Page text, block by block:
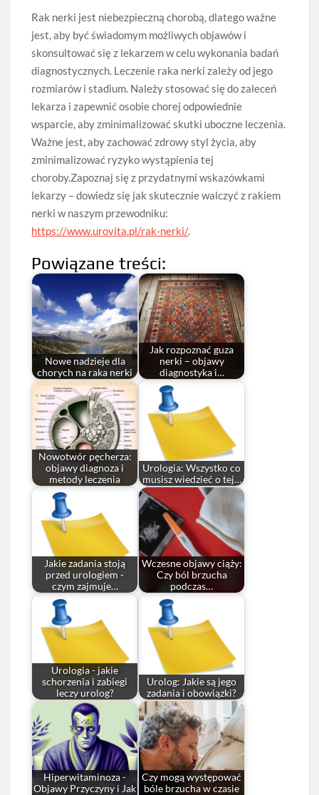
Rak nerki jest niebezpieczną chorobą, dlatego ważne
jest, aby być świadomym możliwych objawów i
skonsultować się z lekarzem w celu wykonania badań
diagnostycznych. Leczenie raka nerki zależy od jego
rozmiarów i stadium. Należy stosować się do zaleceń
lekarza i zapewnić osobie chorej odpowiednie
wsparcie, aby zminimalizować skutki uboczne leczenia.
Ważne jest, aby zachować zdrowy styl życia, aby
zminimalizować ryzyko wystąpienia tej
choroby.Zapoznaj się z przydatnymi wskazówkami
lekarzy – dowiedz się jak skutecznie walczyć z rakiem
nerki w naszym przewodniku:
https://www.urovita.pl/rak-nerki/.
Powiązane treści:
Nowe nadzieje dla
chorych na raka nerki
Jak rozpoznać guza
nerki – objawy
diagnostyka i…
Nowotwór pęcherza:
objawy diagnoza i
metody leczenia
Urologia: Wszystko co
musisz wiedzieć o tej…
Jakie zadania stoją
przed urologiem -
czym zajmuje…
Wczesne objawy ciąży:
Czy ból brzucha
podczas…
Urologia - jakie
schorzenia i zabiegi
leczy urolog?
Urolog: Jakie są jego
zadania i obowiązki?
Hiperwitaminoza -
Objawy Przyczyny i Jak
Czy mogą występować
bóle brzucha w czasie